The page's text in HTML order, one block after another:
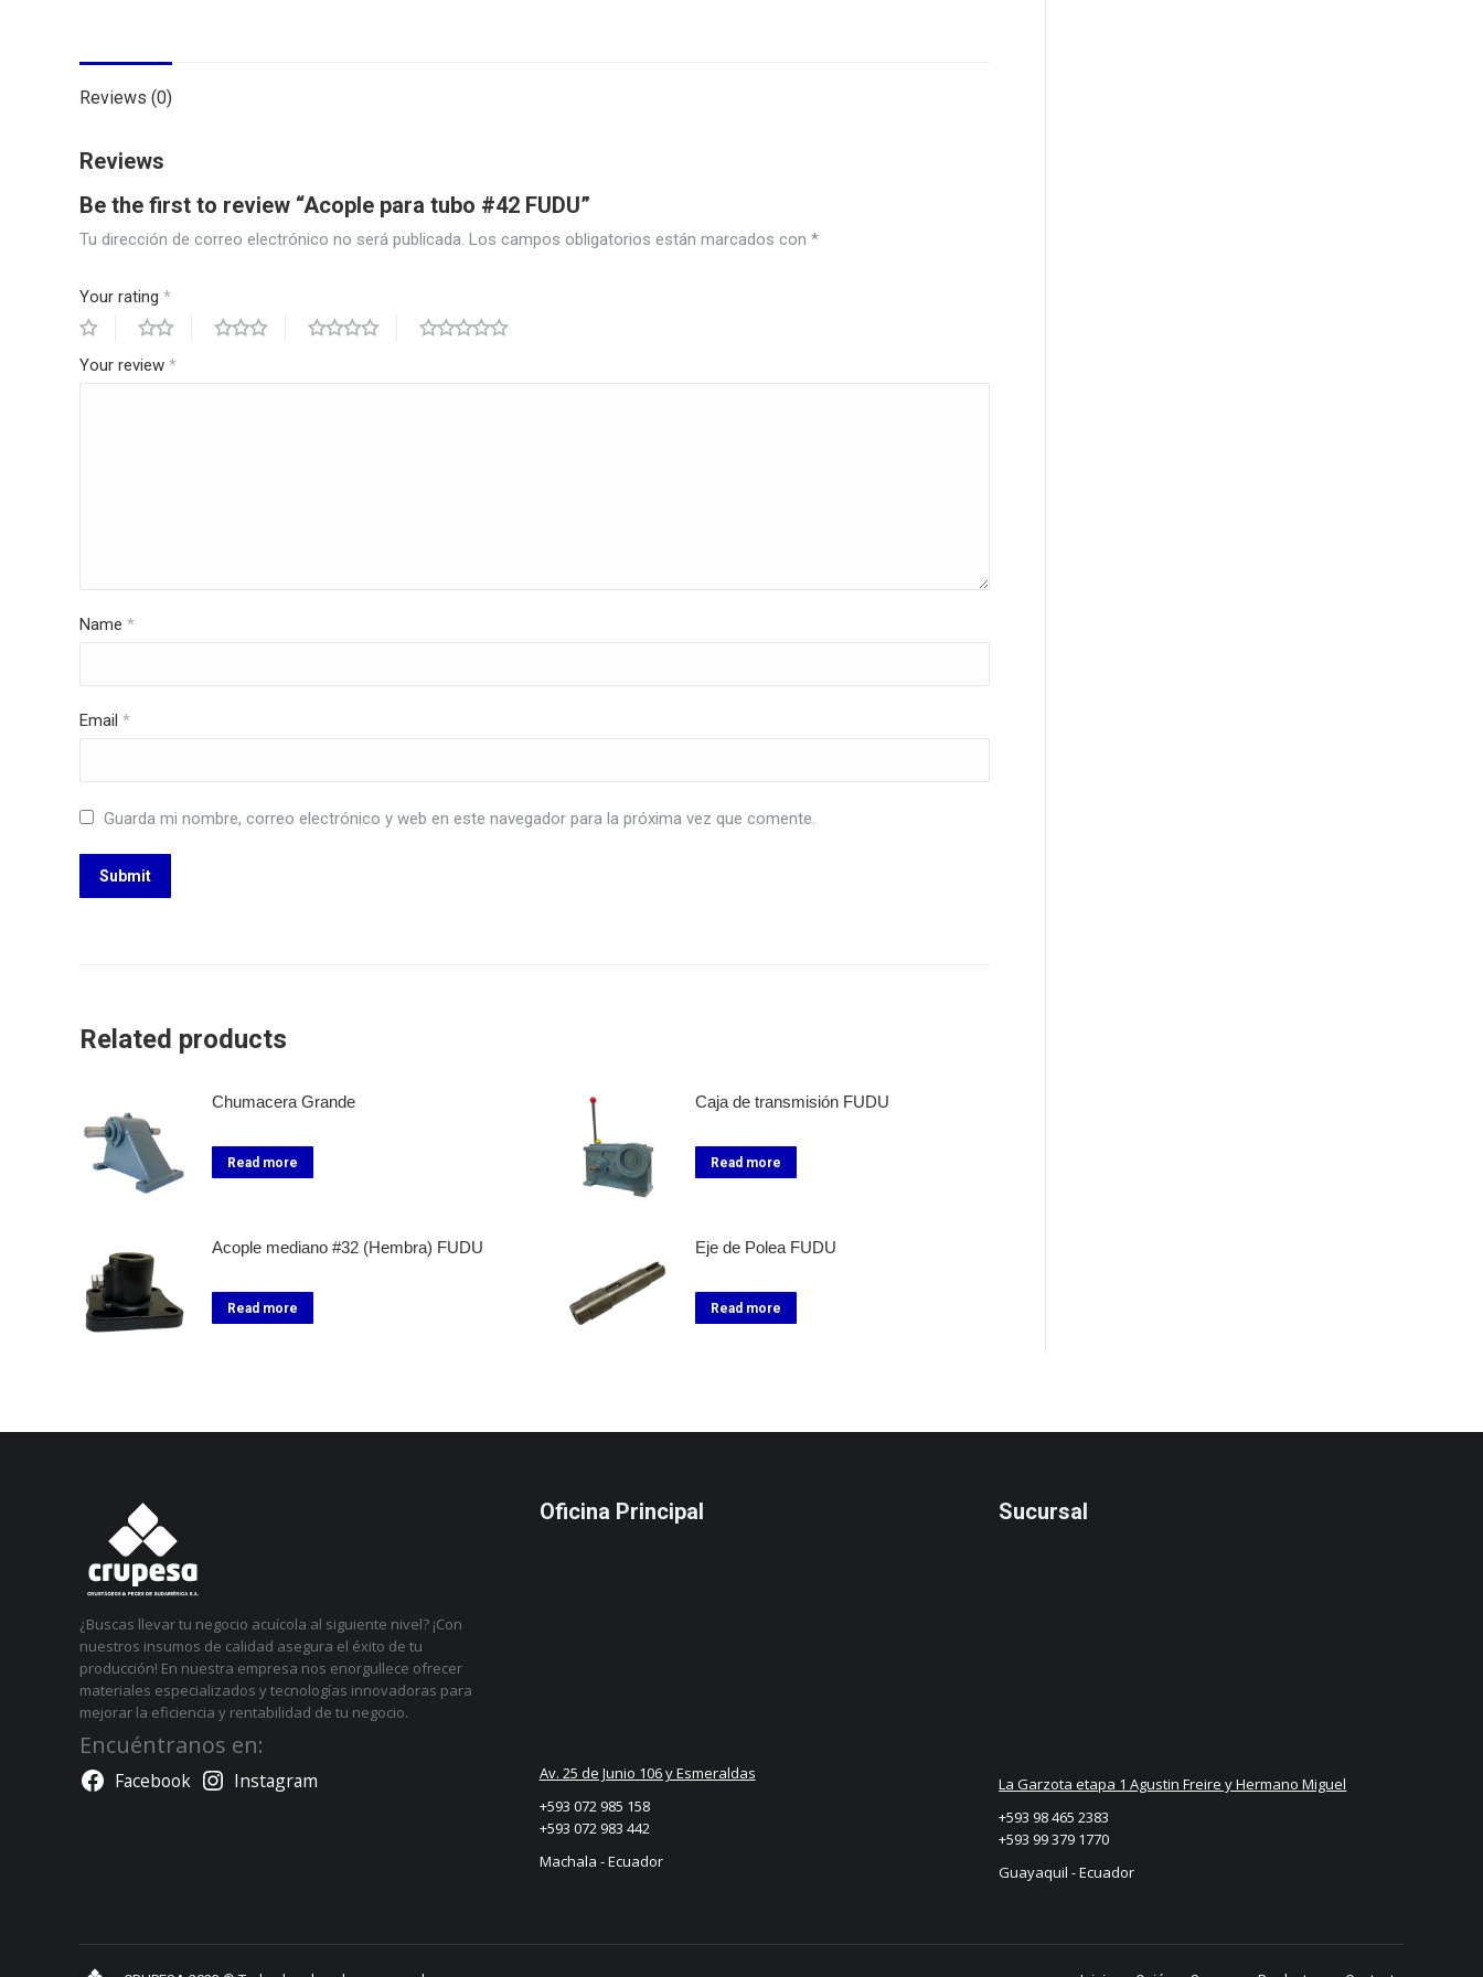
Reviews (0)
Reviews
Be the first to review “Acople para tubo #42 FUDU”
Tu dirección de correo electrónico no será publicada. Los campos obligatorios están marcados con *
Your rating *
Your review *
Name *
Email *
Guarda mi nombre, correo electrónico y web en este navegador para la próxima vez que comente.
Related products
Chumacera Grande
Read more
Caja de transmisión FUDU
Read more
Acople mediano #32 (Hembra) FUDU
Read more
Eje de Polea FUDU
Read more
¿Buscas llevar tu negocio acuícola al siguiente nivel? ¡Con
nuestros insumos de calidad asegura el éxito de tu
producción! En nuestra empresa nos enorgullece ofrecer
materiales especializados y tecnologías innovadoras para
mejorar la eficiencia y rentabilidad de tu negocio.
Encuéntranos en:
Facebook Instagram
Oficina Principal
Av. 25 de Junio 106 y Esmeraldas
+593 072 985 158
+593 072 983 442
Machala - Ecuador
Sucursal
La Garzota etapa 1 Agustin Freire y Hermano Miguel
+593 98 465 2383
+593 99 379 1770
Guayaquil - Ecuador